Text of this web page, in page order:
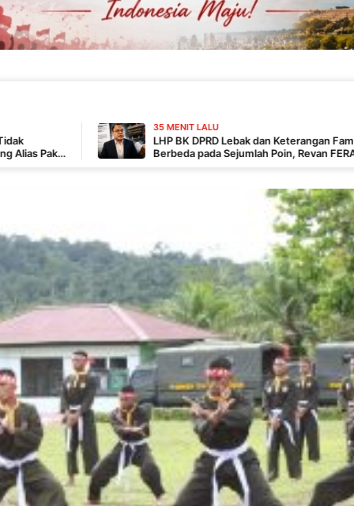
35 MENIT LALU
LHP BK DPRD Lebak dan Keterangan Fam Fuk Tjhong
Berbeda pada Sejumlah Poin, Revan FERADI WPI: Proses